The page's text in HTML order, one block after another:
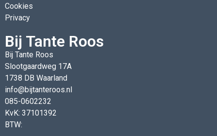
Cookies
Privacy
Bij Tante Roos
Bij Tante Roos
Slootgaardweg 17A
1738 DB Waarland
info@bijtanteroos.nl
085-0602232
KvK: 37101392
BTW: